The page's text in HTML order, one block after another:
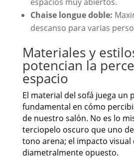
Chaise longue doble:
descanso para varias
Materiales y
potencian la
espacio
El material del sofá juega un
fundamental en cómo
de nuestro salón. No es lo
terciopelo oscuro que uno
tono arena; el impacto visual
diametralmente opuesto.